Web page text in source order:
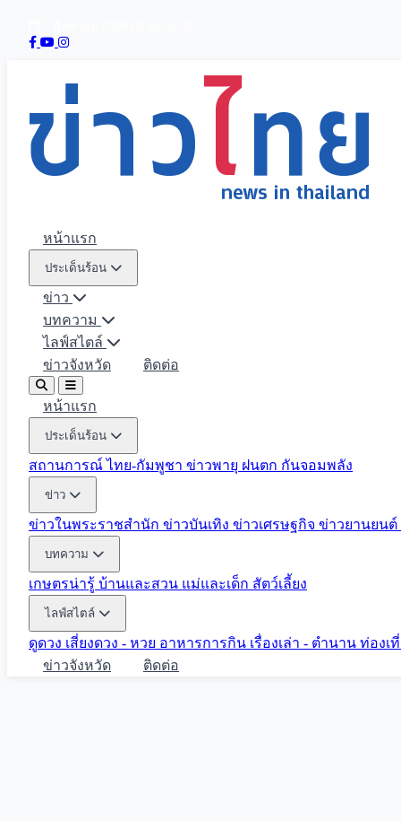
หน้าแรก
ประเด็นร้อน
ข่าว
บทความ
ไลฟ์สไตล์
ข่าวจังหวัด
ติดต่อ
หน้าแรก
ประเด็นร้อน
สถานการณ์ ไทย-กัมพูชา ข่าวพายุ ฝนตก กันจอมพลัง
ข่าว
ข่าวในพระราชสำนัก ข่าวบันเทิง ข่าวเศรษฐกิจ ข่าวยานยนต์
บทความ
เกษตรน่ารู้ บ้านและสวน แม่และเด็ก สัตว์เลี้ยง
ไลฟ์สไตล์
ดูดวง เสี่ยงดวง - หวย อาหารการกิน เรื่องเล่า - ตำนาน ท่องเ
ข่าวจังหวัด
ติดต่อ